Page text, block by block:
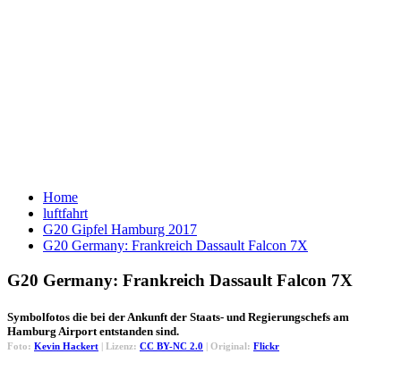
Home
luftfahrt
G20 Gipfel Hamburg 2017
G20 Germany: Frankreich Dassault Falcon 7X
G20 Germany: Frankreich Dassault Falcon 7X
Symbolfotos die bei der Ankunft der Staats- und Regierungschefs am
Hamburg Airport entstanden sind.
Foto: Kevin Hackert | Lizenz: CC BY-NC 2.0 | Original: Flickr